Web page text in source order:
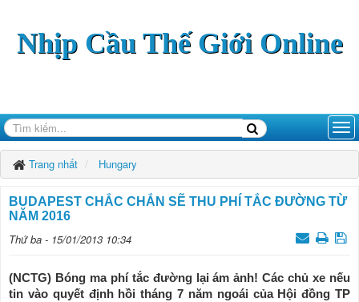
Nhịp Cầu Thế Giới Online
Trang nhất Hungary
BUDAPEST CHẮC CHẮN SẼ THU PHÍ TẮC ĐƯỜNG TỪ
NĂM 2016
Thứ ba - 15/01/2013 10:34
(NCTG) Bóng ma phí tắc đường lại ám ảnh! Các chủ xe nếu
tin vào quyết định hồi tháng 7 năm ngoái của Hội đồng TP